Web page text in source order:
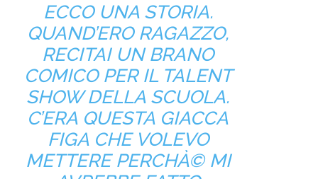
ECCO UNA STORIA.
QUAND’ERO RAGAZZO,
RECITAI UN BRANO
COMICO PER IL TALENT
SHOW DELLA SCUOLA.
C’ERA QUESTA GIACCA
FIGA CHE VOLEVO
METTERE PERCHÀ© MI